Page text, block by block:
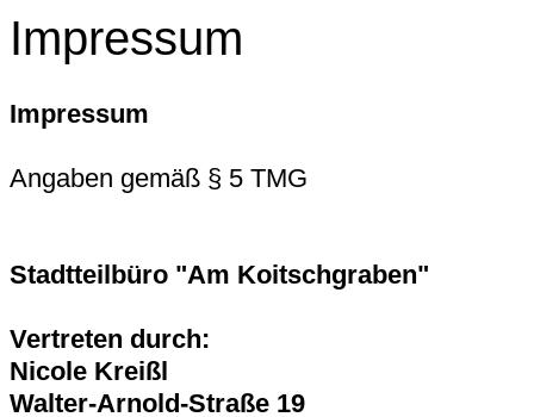
Impressum
Impressum
Angaben gemäß § 5 TMG
Stadtteilbüro "Am Koitschgraben"
Vertreten durch:
Nicole Kreißl
Walter-Arnold-Straße 19